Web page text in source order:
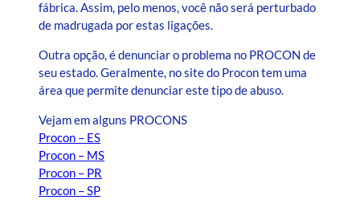
fábrica. Assim, pelo menos, você não será perturbado
de madrugada por estas ligações.
Outra opção, é denunciar o problema no PROCON de
seu estado. Geralmente, no site do Procon tem uma
área que permite denunciar este tipo de abuso.
Vejam em alguns PROCONS
Procon – ES
Procon – MS
Procon – PR
Procon – SP